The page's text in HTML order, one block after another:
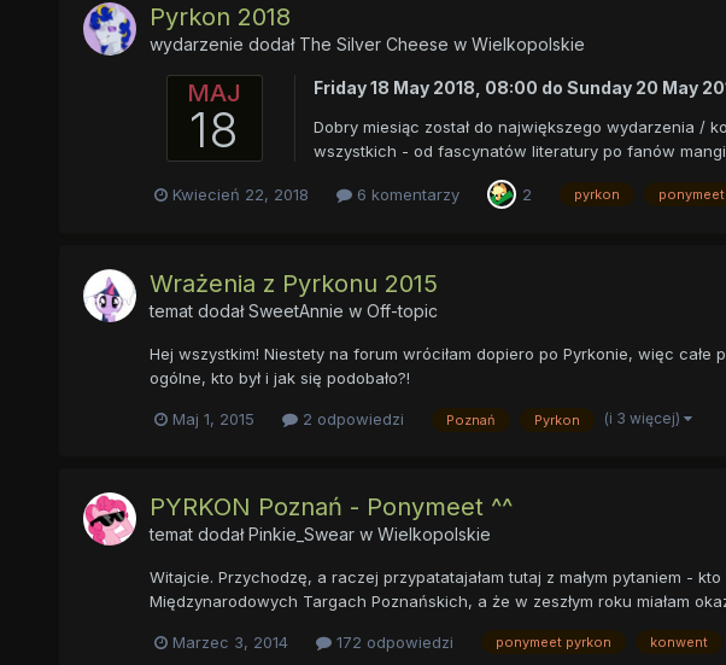
Pyrkon 2018
wydarzenie dodał The Silver Cheese w Wielkopolskie
MAJ
18
Friday 18 May 2018, 08:00 do Sunday 20 May
Dobry miesiąc został do największego wydarzenia /
wszystkich - od fascynatów literatury po fanów
Kwiecień 22, 2018 6 komentarzy 2 pyrkon ponymeet
Wrażenia z Pyrkonu 2015
temat dodałSweetAnnie w Off-topic
Hej wszystkim! Niestety na forum wróciłam dopiero po Pyrkonie, więc
ogólne, kto był i jak się podobało?!
Maj 1, 2015 2 odpowiedzi Poznań Pyrkon (i 3 więcej)
PYRKON Poznań - Ponymeet ^^
temat dodałPinkie_Swearw Wielkopolskie
Witajcie. Przychodzę, a raczej przypatatajałam tutaj z małym pytaniem -
Międzynarodowych Targach Poznańskich, a że w zeszłym roku miałam
Marzec 3, 2014 172 odpowiedzi ponymeet pyrkon konwent